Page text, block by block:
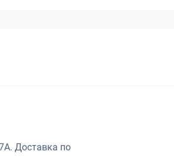
Доставка по